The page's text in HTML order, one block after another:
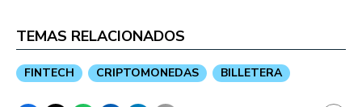
TEMAS RELACIONADOS
FINTECH CRIPTOMONEDAS BILLETERA